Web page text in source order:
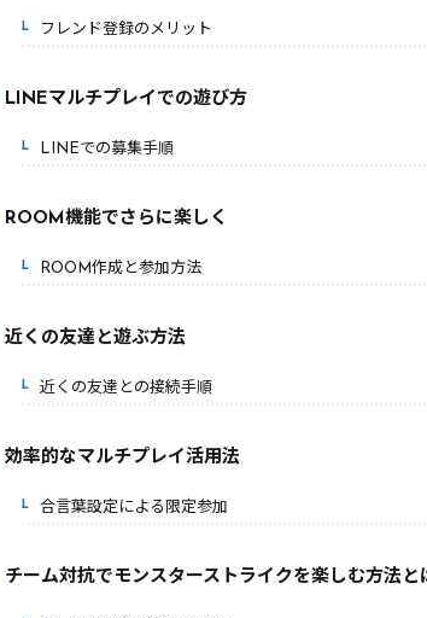
2-1.フレンド登録のメリット
3.
LINEマルチプレイでの遊び方
3-1.LINEでの募集手順
4.
ROOM機能でさらに楽しく
4-1.ROOM作成と参加方法
5.
近くの友達と遊ぶ方法
5-1.近くの友達との接続手順
6.
効率的なマルチプレイ活用法
6-1.合言葉設定による限定参加
チーム対抗でモンスターストライクを楽しむ方法と